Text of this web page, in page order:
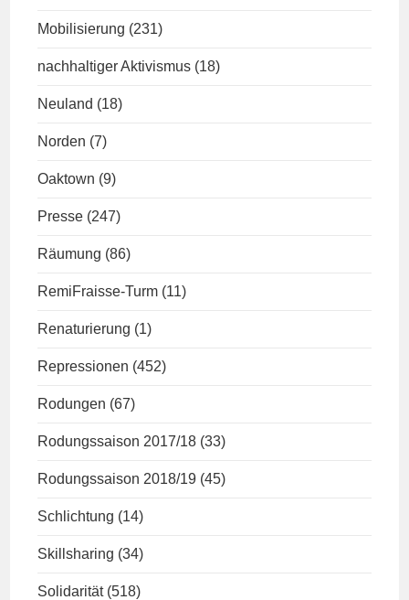
Mobilisierung (231)
nachhaltiger Aktivismus (18)
Neuland (18)
Norden (7)
Oaktown (9)
Presse (247)
Räumung (86)
RemiFraisse-Turm (11)
Renaturierung (1)
Repressionen (452)
Rodungen (67)
Rodungssaison 2017/18 (33)
Rodungssaison 2018/19 (45)
Schlichtung (14)
Skillsharing (34)
Solidarität (518)